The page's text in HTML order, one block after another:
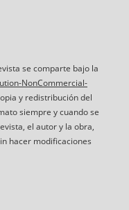
se comparte bajo la
NonCommercial-
y redistribución del
siempre y cuando se
el autor y la obra,
hacer modificaciones